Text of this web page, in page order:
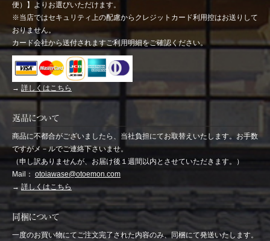
便）】よりお選びいただけます。
※当店ではセキュリティ上の配慮からクレジットカード利用控はお送りして
おりません。
カード会社から送付されますご利用明細をご確認ください。
→ 詳しくはこちら
返品について
商品に不都合がございましたら、当社負担にてお取替えいたします。お手数
ですがメ－ルでご連絡下さいませ。
（申し訳ありませんが、お届け後１週間以内とさせていただきます。）
Mail： otoiawase@otoemon.com
→詳しくはこちら
同梱について
一度のお買い物にてご注文完了された内容のみ、同梱にて発送いたします。